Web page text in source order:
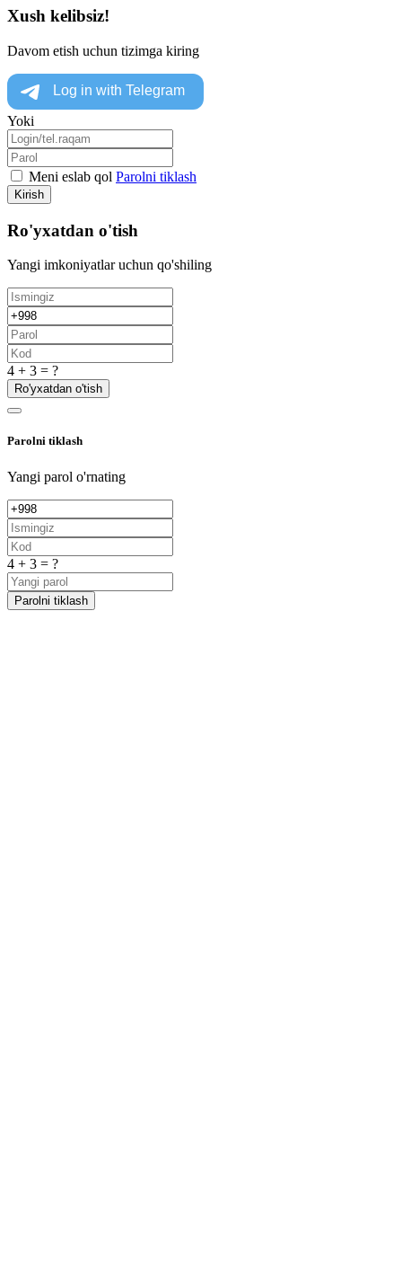
Xush kelibsiz!
Davom etish uchun tizimga kiring
Yoki
Meni eslab qol Parolni tiklash
Kirish
Ro'yxatdan o'tish
Yangi imkoniyatlar uchun qo'shiling
4 + 3 = ?
Ro'yxatdan o'tish
Parolni tiklash
Yangi parol o'rnating
4 + 3 = ?
Parolni tiklash